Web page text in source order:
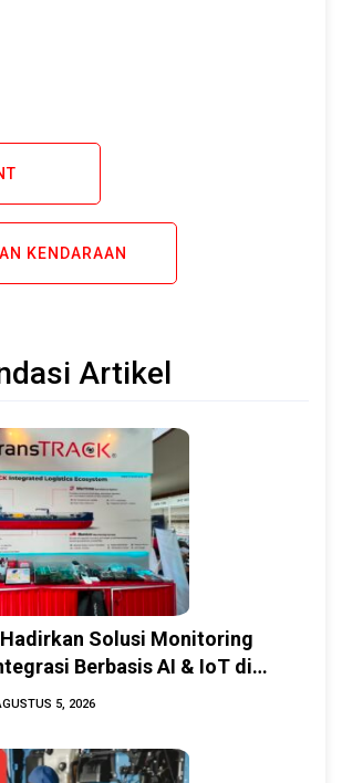
KENDARAAN
Artikel
Hadirkan Solusi Monitoring
Berbasis AI & IoT di
& Offshore Expo (IMOX)
5, 2026